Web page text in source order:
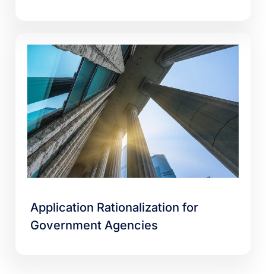
Application Rationalization for
Government Agencies